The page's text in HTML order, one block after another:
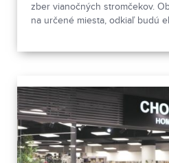
zber vianočných stromčekov.
na určené miesta, odkiaľ budú